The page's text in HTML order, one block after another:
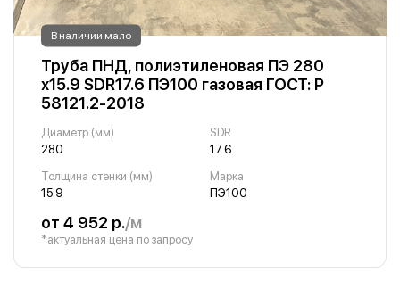
В наличии мало
Труба ПНД, полиэтиленовая ПЭ 280
х15.9 SDR17.6 ПЭ100 газовая ГОСТ: Р
58121.2-2018
Диаметр (мм)
280
SDR
17.6
Толщина стенки (мм)
15.9
Марка
ПЭ100
от 4 952 р./м
*актуальная цена по запросу